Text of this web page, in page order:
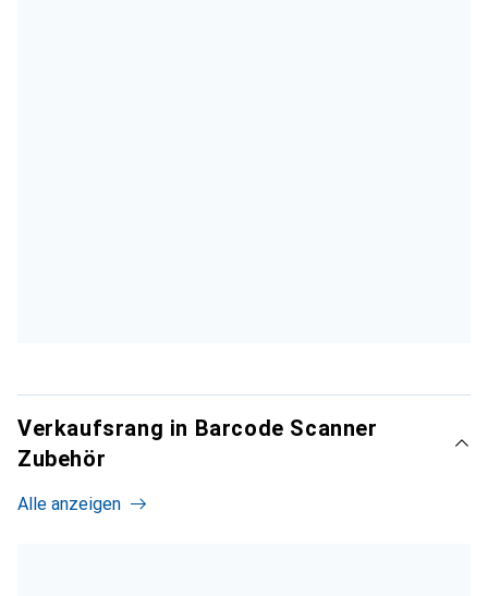
Verkaufsrang in Barcode Scanner
Zubehör
Alle anzeigen